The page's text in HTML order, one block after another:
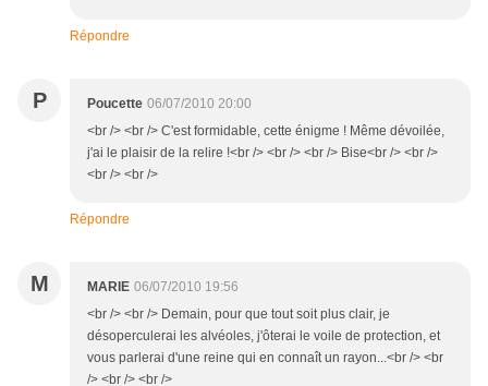
Répondre
P Poucette 06/07/2010 20:00
<br /> <br /> C'est formidable, cette énigme ! Même dévoilée,
j'ai le plaisir de la relire !<br /> <br /> <br /> Bise<br /> <br />
<br /> <br />
Répondre
M MARIE 06/07/2010 19:56
<br /> <br /> Demain, pour que tout soit plus clair, je
désoperculerai les alvéoles, j'ôterai le voile de protection, et
vous parlerai d'une reine qui en connaît un rayon...<br /> <br
/> <br /> <br />